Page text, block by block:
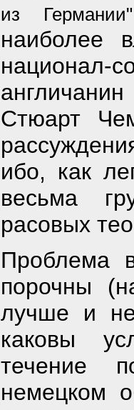
из
наиболее
национал-
Стюарт
ибо, как
весьма
расовых
Проблема
порочны
лучше и
каковы
течение
немецком